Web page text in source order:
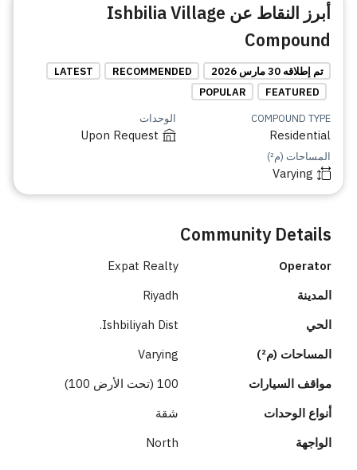
أبرز النقاط عن Ishbilia Village
Compound
تم إطلاقه 30 مارس 2026 RECOMMENDED
LATEST
FEATURED
POPULAR
COMPOUND TYPE
Residential
الوحدات
Upon Request
المساحات (م²)
Varying
Community Details
Operator
Expat Realty
المدينة
Riyadh
الحي
Ishbiliyah Dist.
المساحات (م²)
Varying
مواقف السيارات
100 (تحت الأرض 100)
أنواع الوحدات
شقة
الواجهة
North